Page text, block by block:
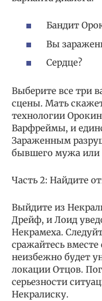
Бандит
Вы
Сердце?
Выберите все три
сцены. Мать
технологии
Варфреймы, и
Зараженным
бывшего мужа или
Часть 2: Найдите
Выйдите из
Дрейф, и Лоид
Некрамеха.
сражайтесь
неизбежно будет
локации Отцов.
серьезности
Некралиску.